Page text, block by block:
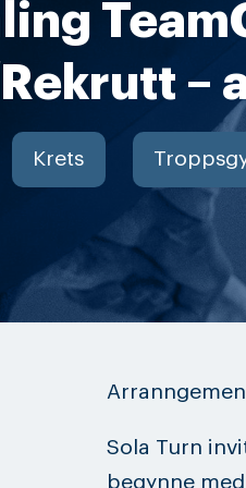
–
Krets
Sola Turn
begynne